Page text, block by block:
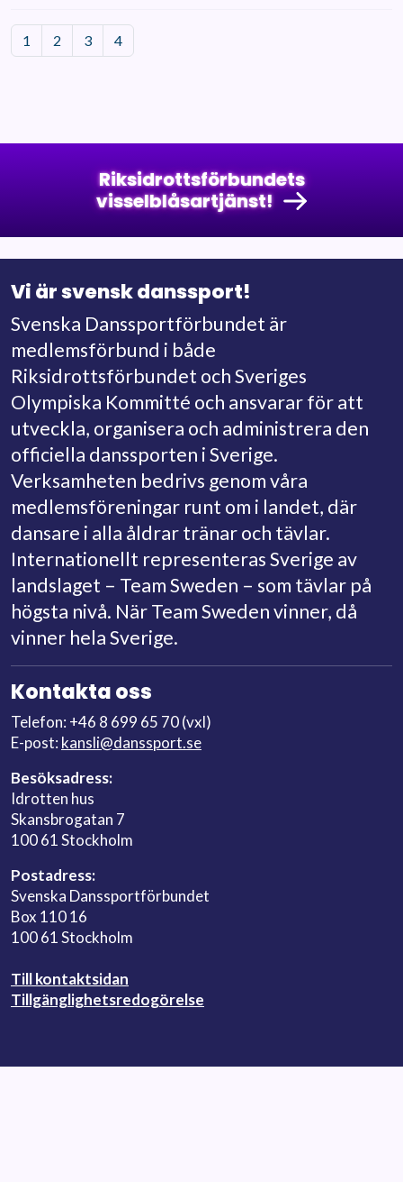
1 2 3 4
Riksidrottsförbundets
visselblåsartjänst!
Vi är svensk danssport!
Svenska Danssportförbundet är
medlemsförbund i både
Riksidrottsförbundet och Sveriges
Olympiska Kommitté och ansvarar för att
utveckla, organisera och administrera den
officiella danssporten i Sverige.
Verksamheten bedrivs genom våra
medlemsföreningar runt om i landet, där
dansare i alla åldrar tränar och tävlar.
Internationellt representeras Sverige av
landslaget – Team Sweden – som tävlar på
högsta nivå. När Team Sweden vinner, då
vinner hela Sverige.
Kontakta oss
Telefon: +46 8 699 65 70 (vxl)
E-post: kansli@danssport.se
Besöksadress:
Idrotten hus
Skansbrogatan 7
100 61 Stockholm
Postadress:
Svenska Danssportförbundet
Box 110 16
100 61 Stockholm
Till kontaktsidan
Tillgänglighetsredogörelse